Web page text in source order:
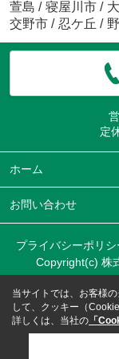
萱島 / 寝屋川市 /
交野市 / 忍ケ丘 /
定
ホーム
お問い合わせ
プライバシーポリシ
Copyright(c) 株
当サイトでは、お客様
して、クッキー（
詳しくは、当社の 「